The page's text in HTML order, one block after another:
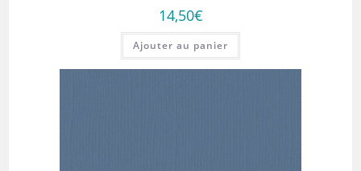
14,50€
Ajouter au panier